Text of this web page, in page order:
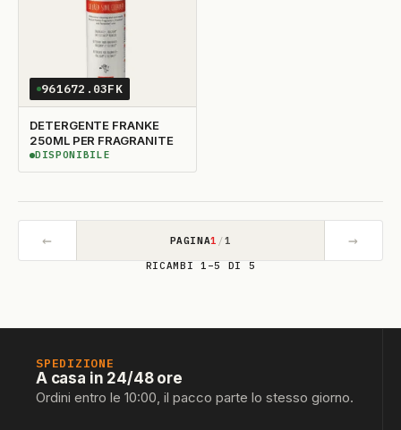
961672.03FK
DETERGENTE FRANKE
250ML PER FRAGRANITE
DISPONIBILE
DISPONIBILE
← PAGINA1 /1 →
RICAMBI 1–5 DI 5
SPEDIZIONE
A casa in 24/48 ore
Ordini entro le 10:00, il pacco parte lo stesso giorno.